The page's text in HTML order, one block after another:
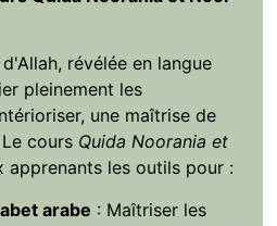
révélée en langue
pleinement les
une maîtrise de
cours Quida Noorania et
apprenants les outils pour :
arabe : Maîtriser les